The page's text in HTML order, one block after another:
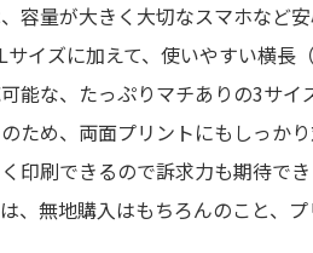
容量が大きく大切なスマホなど安
イズに加えて、使いやすい横長
能な、たっぷりマチありの3サイ
のため、両面プリントにもしっか
印刷できるので訴求力も期待でき
、無地購入はもちろんのこと、